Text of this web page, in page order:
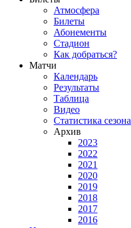
Атмосфера
Билеты
Абонементы
Стадион
Как добраться?
Матчи
Календарь
Результаты
Таблица
Видео
Статистика сезона
Архив
2023
2022
2021
2020
2019
2018
2017
2016